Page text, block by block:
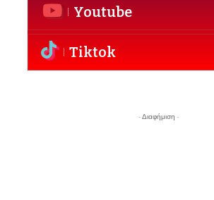
Youtube
Tiktok
- Διαφήμιση -